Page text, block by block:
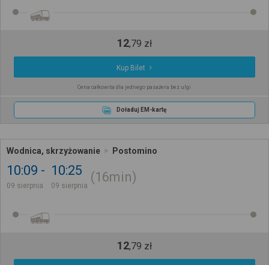
12,79 zł
Kup Bilet
Cena całkowita dla jednego pasażera bez ulgi
Doładuj EM-kartę
Wodnica, skrzyżowanie Postomino
10:09
09 sierpnia
10:25
09 sierpnia
16min
12,79 zł